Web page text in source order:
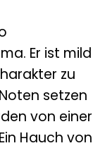
Er ist mild
zu
setzen
von einer
Hauch von